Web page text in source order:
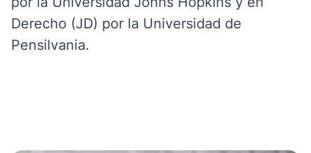
Derecho (JD) por la Universidad de
Pensilvania.